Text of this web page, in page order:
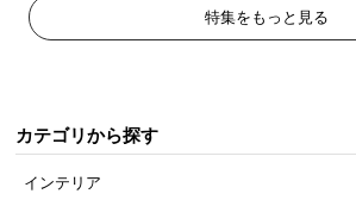
特集をもっと見る
カテゴリから探す
インテリア